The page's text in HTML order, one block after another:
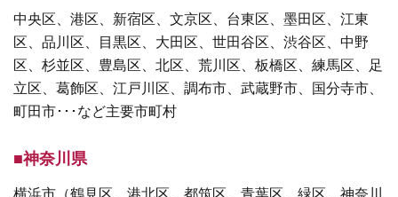
中央区、港区、新宿区、文京区、台東区、墨田区、江東
区、品川区、目黒区、大田区、世田谷区、渋谷区、中野
区、杉並区、豊島区、北区、荒川区、板橋区、練馬区、足
立区、葛飾区、江戸川区、調布市、武蔵野市、国分寺市、
町田市･･･など主要市町村
■神奈川県
横浜市（鶴見区、港北区、都筑区、青葉区、緑区、神奈川